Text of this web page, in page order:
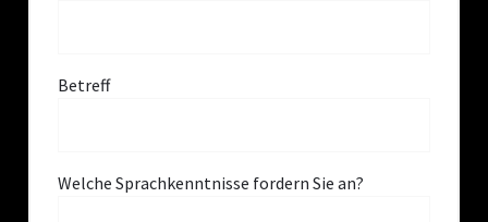
Betreff
Welche Sprachkenntnisse fordern Sie an?